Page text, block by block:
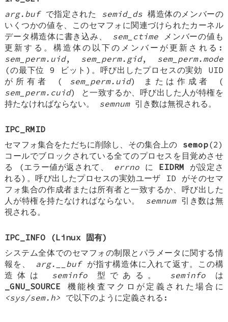
arg.bufで指定された semid_ds構造体のメンバーの
いくつかの値を、このセマフォに関連づけられたカーネル
データ構造体に書き込み、 sem_ctime メンバーの値も
更新する。構造体の以下のメンバーが更新される:
sem_perm.uid, sem_perm.gid, sem_perm.mode
(の最下位 9 ビット)。呼び出したプロセスの実効 UID
が所有者 ( sem_perm.uid) または作成者 (
sem_perm.cuid) と一致するか、呼び出した人が特権を
持たなければならない。 semnum引き数は無視される。
IPC_RMID
セマフォ集合をただちに削除し、その集合上の semop(2)
コールでブロックされている全てのプロセスを目覚めさせ
る (エラー値が返されて、 errno に EIDRM が設定さ
れる)。呼び出したプロセスの実効ユーザ ID がそのセマ
フォ集合の作成者または所有者と一致するか、呼び出した
人が特権を持たなければならない。 semnum引き数は無
視される。
IPC_INFO (Linux 固有)
システム全体でのセマフォの制限とパラメータに関する情
報を、 arg.__bufが指す構造体に入れて返す。この構
造体は seminfo 型である。 seminfoは
_GNU_SOURCE 機能検査マクロが定義された場合に
<sys/sem.h> で以下のように定義される: